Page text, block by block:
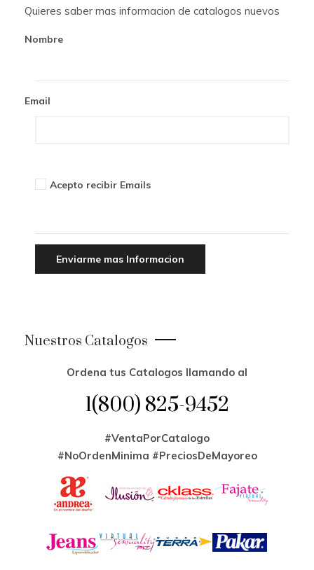
Quieres saber mas informacion de catalogos nuevos
Nombre
Email
Acepto recibir Emails
Nuestros Catalogos
Ordena tus Catalogos llamando al
1(800) 825-9452
#VentaPorCatalogo
#NoOrdenMinima #PreciosDeMayoreo